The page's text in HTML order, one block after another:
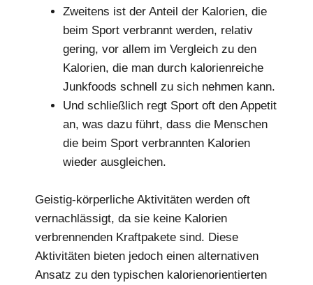
Zweitens ist der Anteil der Kalorien, die
beim Sport verbrannt werden, relativ
gering, vor allem im Vergleich zu den
Kalorien, die man durch kalorienreiche
Junkfoods schnell zu sich nehmen kann.
Und schließlich regt Sport oft den Appetit
an, was dazu führt, dass die Menschen
die beim Sport verbrannten Kalorien
wieder ausgleichen.
Geistig-körperliche Aktivitäten werden oft
vernachlässigt, da sie keine Kalorien
verbrennenden Kraftpakete sind. Diese
Aktivitäten bieten jedoch einen alternativen
Ansatz zu den typischen kalorienorientierten